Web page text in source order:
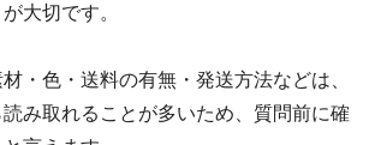
大切です。
・色・送料の有無・発送方法などは、
み取れることが多いため、質問前に確